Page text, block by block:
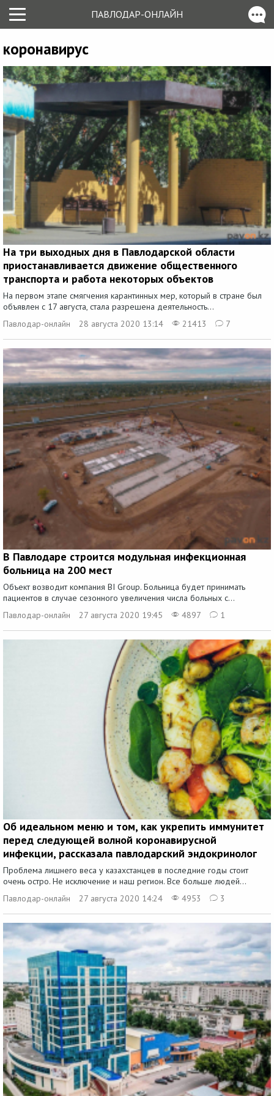
ПАВЛОДАР-ОНЛАЙН
коронавирус
На три выходных дня в Павлодарской области
приостанавливается движение общественного
транспорта и работа некоторых объектов
На первом этапе смягчения карантинных мер, который в стране был
объявлен с 17 августа, стала разрешена деятельность...
Павлодар-онлайн
28 августа 2020 13:14 21413 7
В Павлодаре строится модульная инфекционная
больница на 200 мест
Объект возводит компания BI Group. Больница будет принимать
пациентов в случае сезонного увеличения числа больных с...
Павлодар-онлайн
27 августа 2020 19:45 4897 1
Об идеальном меню и том, как укрепить иммунитет
перед следующей волной коронавирусной
инфекции, рассказала павлодарский эндокринолог
Проблема лишнего веса у казахстанцев в последние годы стоит
очень остро. Не исключение и наш регион. Все больше людей...
Павлодар-онлайн
27 августа 2020 14:24 4953 3